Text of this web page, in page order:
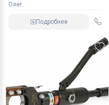
Олег
Подробнее